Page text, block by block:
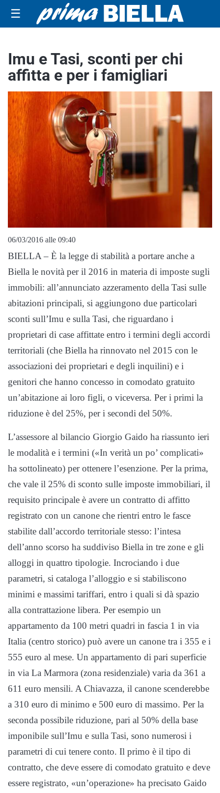
☰
Imu e Tasi, sconti per chi
affitta e per i famigliari
06/03/2016 alle 09:40
BIELLA – È la legge di stabilità a portare anche a
Biella le novità per il 2016 in materia di imposte sugli
immobili: all’annunciato azzeramento della Tasi sulle
abitazioni principali, si aggiungono due particolari
sconti sull’Imu e sulla Tasi, che riguardano i
proprietari di case affittate entro i termini degli accordi
territoriali (che Biella ha rinnovato nel 2015 con le
associazioni dei proprietari e degli inquilini) e i
genitori che hanno concesso in comodato gratuito
un’abitazione ai loro figli, o viceversa. Per i primi la
riduzione è del 25%, per i secondi del 50%.
L’assessore al bilancio Giorgio Gaido ha riassunto ieri
le modalità e i termini («In verità un po’ complicati»
ha sottolineato) per ottenere l’esenzione. Per la prima,
che vale il 25% di sconto sulle imposte immobiliari, il
requisito principale è avere un contratto di affitto
registrato con un canone che rientri entro le fasce
stabilite dall’accordo territoriale stesso: l’intesa
dell’anno scorso ha suddiviso Biella in tre zone e gli
alloggi in quattro tipologie. Incrociando i due
parametri, si cataloga l’alloggio e si stabiliscono
minimi e massimi tariffari, entro i quali si dà spazio
alla contrattazione libera. Per esempio un
appartamento da 100 metri quadri in fascia 1 in via
Italia (centro storico) può avere un canone tra i 355 e i
555 euro al mese. Un appartamento di pari superficie
in via La Marmora (zona residenziale) varia da 361 a
611 euro mensili. A Chiavazza, il canone scenderebbe
a 310 euro di minimo e 500 euro di massimo. Per la
seconda possibile riduzione, pari al 50% della base
imponibile sull’Imu e sulla Tasi, sono numerosi i
parametri di cui tenere conto. Il primo è il tipo di
contratto, che deve essere di comodato gratuito e deve
essere registrato, «un’operazione» ha precisato Gaido